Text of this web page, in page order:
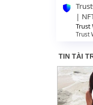
|
Trust
Trust